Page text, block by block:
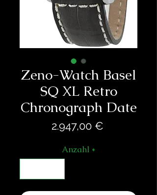
Zeno-Watch Basel
SQ XL Retro
Chronograph Date
2.947,00 €Preis
Anzahl *